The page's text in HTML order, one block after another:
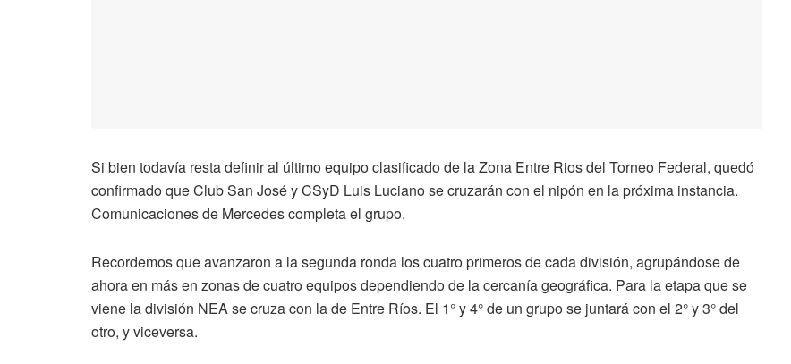
Si bien todavía resta definir al último equipo clasificado de la Zona Entre Rios del Torneo Federal, quedó
confirmado que Club San José y CSyD Luis Luciano se cruzarán con el nipón en la próxima instancia.
Comunicaciones de Mercedes completa el grupo.
Recordemos que avanzaron a la segunda ronda los cuatro primeros de cada división, agrupándose de
ahora en más en zonas de cuatro equipos dependiendo de la cercanía geográfica. Para la etapa que se
viene la división NEA se cruza con la de Entre Ríos. El 1° y 4° de un grupo se juntará con el 2° y 3° del
otro, y viceversa.